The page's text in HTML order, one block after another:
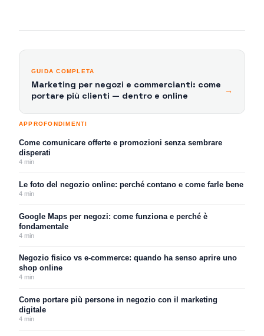
GUIDA COMPLETA
Marketing per negozi e commercianti: come
portare più clienti — dentro e online
→
APPROFONDIMENTI
Come comunicare offerte e promozioni senza sembrare
disperati
4 min
Le foto del negozio online: perché contano e come farle bene
4 min
Google Maps per negozi: come funziona e perché è
fondamentale
4 min
Negozio fisico vs e-commerce: quando ha senso aprire uno
shop online
4 min
Come portare più persone in negozio con il marketing
digitale
4 min